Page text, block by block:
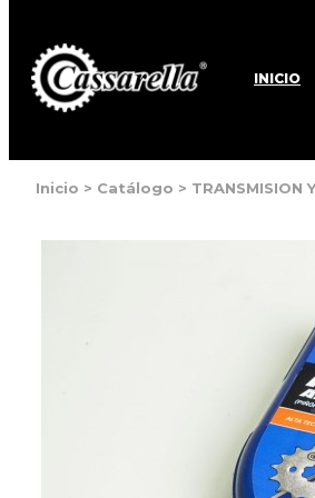
INICIO
Inicio > Catálogo > TRANSMISION